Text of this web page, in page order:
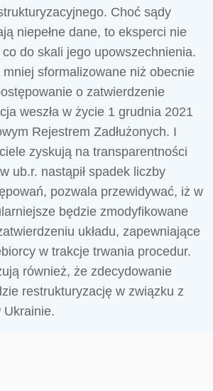
Choć sądy
niepełne dane, to eksperci nie
do skali jego upowszechnienia.
mniej sformalizowane niż obecnie
o zatwierdzenie
weszła w życie 1 grudnia 2021
Rejestrem Zadłużonych. I
zyskują na transparentności
ub.r. nastąpił spadek liczby
pozwala przewidywać, iż w
będzie zmodyfikowane
układu, zapewniające
w trakcje trwania procedur.
również, że zdecydowanie
restrukturyzację w związku z
Ukrainie.